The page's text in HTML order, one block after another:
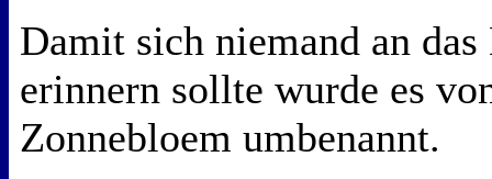
Damit sich niemand an
erinnern sollte wurde es
Zonnebloem umbenannt.